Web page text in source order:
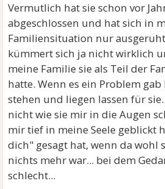
Vermutlich hat sie schon vor
abgeschlossen und hat sich in
Familiensituation nur
kümmert sich ja nicht wirklich
meine Familie sie als Teil der
hatte. Wenn es ein Problem
stehen und liegen lassen für
nicht wie sie mir in die Augen
mir tief in meine Seele geblickt
dich" gesagt hat, wenn da wohl
nichts mehr war... bei dem
schlecht...